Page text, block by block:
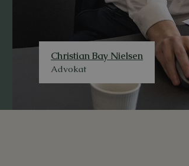
Christian Bay Nielsen
Advokat